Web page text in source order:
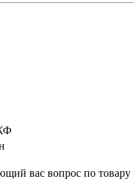
вас вопрос по товару